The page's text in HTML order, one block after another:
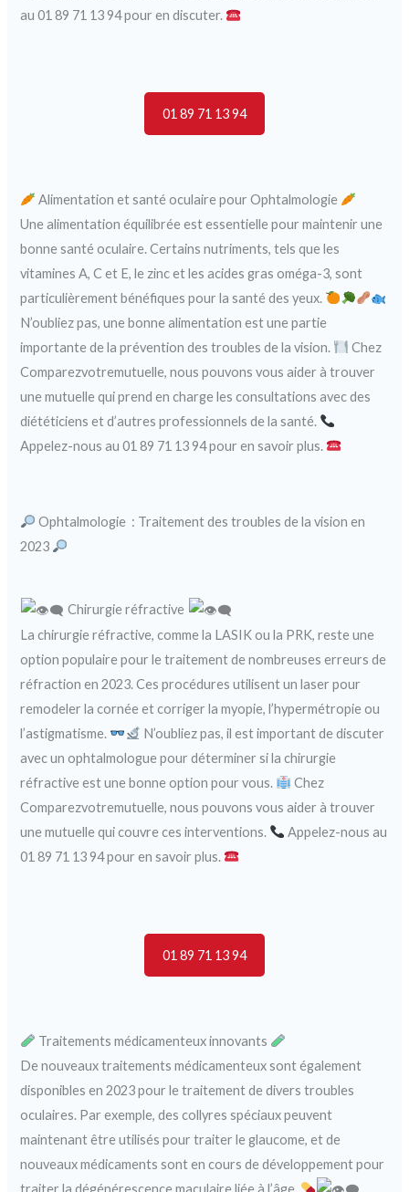
au 01 89 71 13 94 pour en discuter.
01 89 71 13 94
Alimentation et santé oculaire pour Ophtalmologie
Une alimentation équilibrée est essentielle pour maintenir une
bonne santé oculaire. Certains nutriments, tels que les
vitamines A, C et E, le zinc et les acides gras oméga-3, sont
particulièrement bénéfiques pour la santé des yeux.
N’oubliez pas, une bonne alimentation est une partie
importante de la prévention des troubles de la vision.
Chez
Comparezvotremutuelle, nous pouvons vous aider à trouver
une mutuelle qui prend en charge les consultations avec des
diététiciens et d’autres professionnels de la santé.
Appelez-nous au 01 89 71 13 94 pour en savoir plus.
Ophtalmologie : Traitement des troubles de la vision en
2023
Chirurgie réfractive
La chirurgie réfractive, comme la LASIK ou la PRK, reste une
option populaire pour le traitement de nombreuses erreurs de
réfraction en 2023. Ces procédures utilisent un laser pour
remodeler la cornée et corriger la myopie, l’hypermétropie ou
l’astigmatisme.
N’oubliez pas, il est important de discuter
avec un ophtalmologue pour déterminer si la chirurgie
réfractive est une bonne option pour vous.
Chez
Comparezvotremutuelle, nous pouvons vous aider à trouver
une mutuelle qui couvre ces interventions.
Appelez-nous au
01 89 71 13 94 pour en savoir plus.
01 89 71 13 94
Traitements médicamenteux innovants
De nouveaux traitements médicamenteux sont également
disponibles en 2023 pour le traitement de divers troubles
oculaires. Par exemple, des collyres spéciaux peuvent
maintenant être utilisés pour traiter le glaucome, et de
nouveaux médicaments sont en cours de développement pour
traiter la dégénérescence maculaire liée à l’âge.